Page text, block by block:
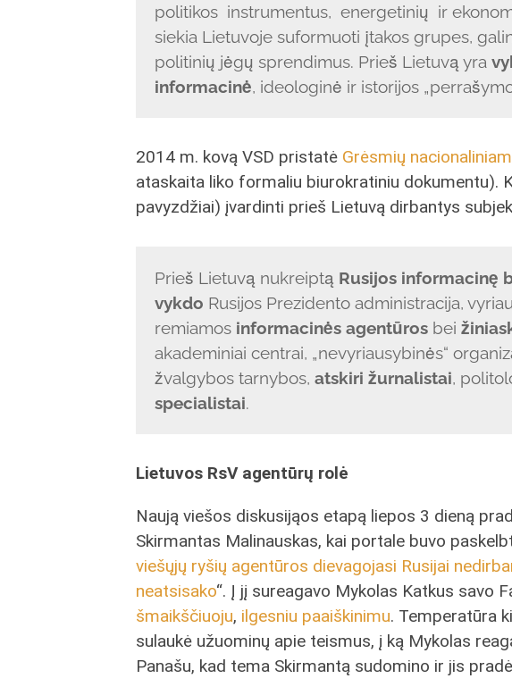
politikos instrumentus, energetinių ir
siekia Lietuvoje suformuoti įtakos grupes,
politinių jėgų sprendimus. Prieš Lietuvą yra
informacinė, ideologinė ir istorijos
2014 m. kovą VSD pristatė Grėsmių
ataskaita liko formaliu biurokratiniu dokumentu).
pavyzdžiai) įvardinti prieš Lietuvą dirbantys
Prieš Lietuvą nukreiptą Rusijos informacinę
vykdo Rusijos Prezidento administracija,
remiamos informacinės agentūrosbei
akademiniai centrai, „nevyriausybinės“
žvalgybos tarnybos, atskiri žurnalistai,
specialistai.
Lietuvos RsV agentūrų rolė
Naują viešos diskusijąos etapą liepos 3 dieną
Skirmantas Malinauskas, kai portale buvo
viešųjų ryšių agentūros dievagojasi Rusijai
neatsisako“. Į jį sureagavo Mykolas Katkus savo
šmaikščiuoju, ilgesniu paaiškinimu. Temperatūra
sulaukė užuominų apie teismus, į ką Mykolas
Panašu, kad tema Skirmantą sudomino ir jis